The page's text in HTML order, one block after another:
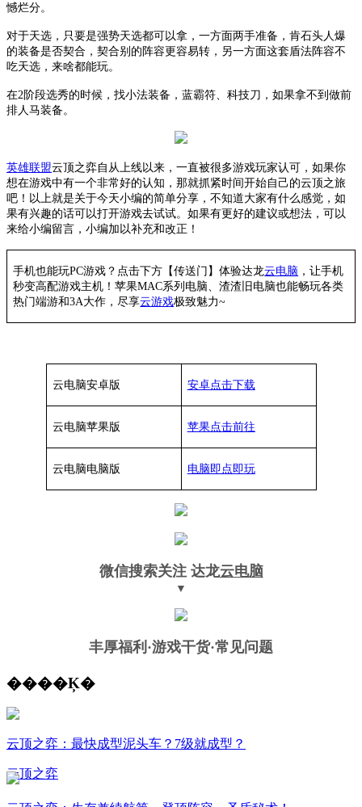
憾烂分。
对于天选，只要是强势天选都可以拿，一方面两手准备，肯石头人爆
的装备是否契合，契合别的阵容更容易转，另一方面这套盾法阵容不
吃天选，来啥都能玩。
在2阶段选秀的时候，找小法装备，蓝霸符、科技刀，如果拿不到做前
排人马装备。
英雄联盟云顶之弈自从上线以来，一直被很多游戏玩家认可，如果你
想在游戏中有一个非常好的认知，那就抓紧时间开始自己的云顶之旅
吧！以上就是关于今天小编的简单分享，不知道大家有什么感觉，如
果有兴趣的话可以打开游戏去试试。如果有更好的建议或想法，可以
来给小编留言，小编加以补充和改正！
手机也能玩PC游戏？点击下方【传送门】体验达龙云电脑 ，让手机
秒变高配游戏主机 ！苹果MAC系列电脑、渣渣旧电脑也能畅玩各类
热门端游和3A大作， 尽享云游戏极致魅力~
云电脑安卓版 安卓点击下载
云电脑苹果版 苹果点击前往
云电脑电脑版 电脑即点即玩
微信搜索关注 达龙云电脑
▼
丰厚福利 ·游戏干货·常见问题
����Ķ�
云顶之弈：最快成型泥头车？7级就成型？
云顶之弈